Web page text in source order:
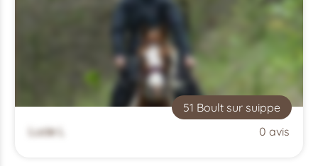
51 Boult sur suippe
Lucie L
0 avis